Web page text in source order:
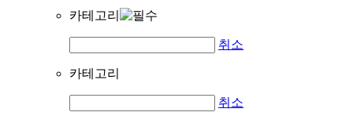
카테고리
취소
카테고리
취소